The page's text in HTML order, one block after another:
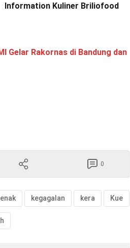
Information Kuliner Briliofood
Gelar Rakornas di Bandung dan
0
enak kegagalan kera Kue